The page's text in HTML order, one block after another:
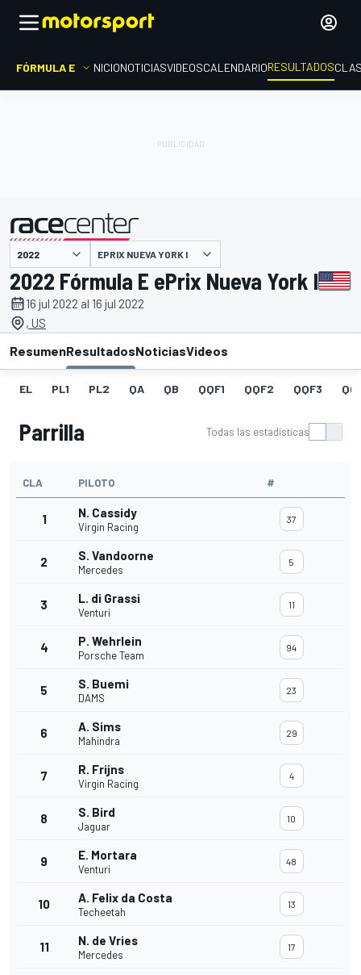
FÓRMULA E INICIONOTICIASVIDEOSCALENDARIORESULTADOS
presentado por EPRIX NUEVA YORK I
2022 Fórmula E ePrix Nueva York I
16 jul 2022 al 16 jul 2022
, US
ResumenResultadosNoticiasVideos
EL PL1 PL2 QA QB QQF1 QQF2 QQF3
Parrilla Todas las estadísticas
CLA PILOTO #
1 N. Cassidy
Virgin Racing
37
2 S. Vandoorne
Mercedes
5
3 L. di Grassi
Venturi
11
4 P. Wehrlein
Porsche Team
94
5 S. Buemi
DAMS
23
6 A. Sims
Mahindra
29
7 R. Frijns
Virgin Racing
4
8 S. Bird
Jaguar
10
9 E. Mortara
Venturi
48
10 A. Felix da Costa
Techeetah
13
11 N. de Vries
Mercedes
17